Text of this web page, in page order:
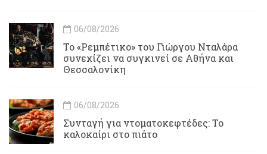
06/08/2026
Το «Ρεμπέτικο» του Γιώργου Νταλάρα
συνεχίζει να συγκινεί σε Αθήνα και
Θεσσαλονίκη
06/08/2026
Συνταγή για ντοματοκεφτέδες: Το
καλοκαίρι στο πιάτο